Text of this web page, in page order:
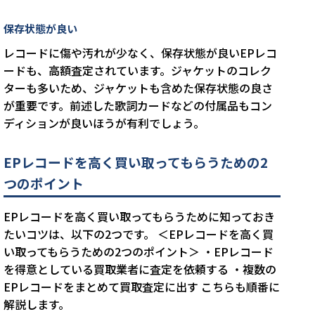
保存状態が良い
レコードに傷や汚れが少なく、保存状態が良いEPレコ
ードも、高額査定されています。ジャケットのコレク
ターも多いため、ジャケットも含めた保存状態の良さ
が重要です。前述した歌詞カードなどの付属品もコン
ディションが良いほうが有利でしょう。
EPレコードを高く買い取ってもらうための2
つのポイント
EPレコードを高く買い取ってもらうために知っておき
たいコツは、以下の2つです。 ＜EPレコードを高く買
い取ってもらうための2つのポイント＞ ・EPレコード
を得意としている買取業者に査定を依頼する ・複数の
EPレコードをまとめて買取査定に出す こちらも順番に
解説します。